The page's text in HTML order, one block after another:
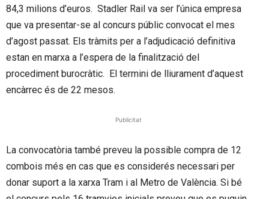
84,3 milions d’euros. Stadler Rail va ser l’única empresa
que va presentar-se al concurs públic convocat el mes
d’agost passat. Els tràmits per a l’adjudicació definitiva
estan en marxa a l’espera de la finalització del
procediment burocràtic. El termini de lliurament d’aquest
encàrrec és de 22 mesos.
Publicitat
La convocatòria també preveu la possible compra de 12
combois més en cas que es considerés necessari per
donar suport a la xarxa Tram i al Metro de València. Si bé